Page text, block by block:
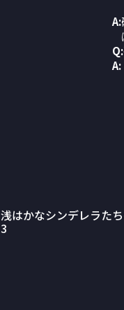
A:
Q:
A:
浅はかなシンデレラた
3